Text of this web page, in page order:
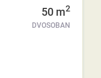
50 m2
DVOSOBAN